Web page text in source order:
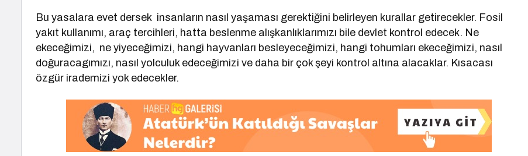
Bu yasalara evet dersek insanların nasıl yaşaması gerektiğini belirleyen kurallar getirecekler. Fosil
yakıt kullanımı, araç tercihleri, hatta beslenme alışkanlıklarımızı bile devlet kontrol edecek. Ne
ekeceğimizi, ne yiyeceğimizi, hangi hayvanları besleyeceğimizi, hangi tohumları ekeceğimizi, nasıl
doğuracagımızı, nasıl yolculuk edeceğimizi ve daha bir çok şeyi kontrol altına alacaklar. Kısacası
özgür irademizi yok edecekler.